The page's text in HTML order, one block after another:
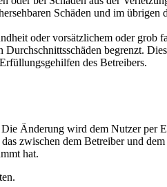
Schäden und im
oder vorsätzlichem oder grob
begrenzt.
des Betreibers.
Änderung wird dem Nutzer per
zwischen dem Betreiber und
hat.